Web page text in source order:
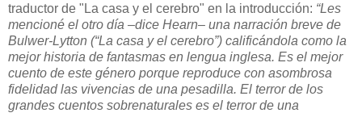
traductor de "La casa y el cerebro" en la introducción: “Les
mencioné el otro día –dice Hearn– una narración breve de
Bulwer-Lytton (“La casa y el cerebro”) calificándola como la
mejor historia de fantasmas en lengua inglesa. Es el mejor
cuento de este género porque reproduce con asombrosa
fidelidad las vivencias de una pesadilla. El terror de los
grandes cuentos sobrenaturales es el terror de una